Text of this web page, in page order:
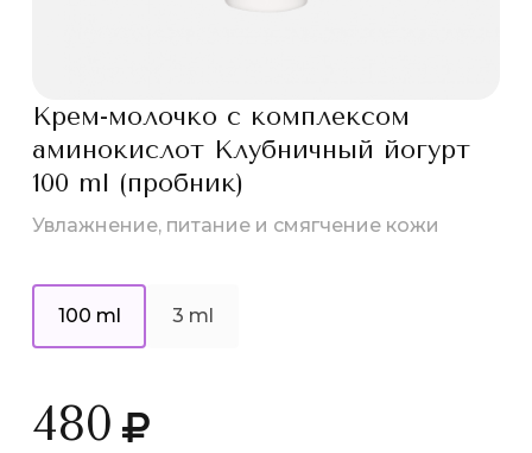
Крем-молочко с комплексом
аминокислот Клубничный йогурт
100 ml (пробник)
Увлажнение, питание и смягчение кожи
100 ml 3 ml
480